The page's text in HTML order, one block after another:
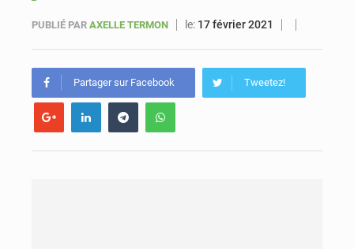
PUBLIÉ PAR AXELLE TERMON le: 17 février 2021
Partager sur Facebook Tweetez!